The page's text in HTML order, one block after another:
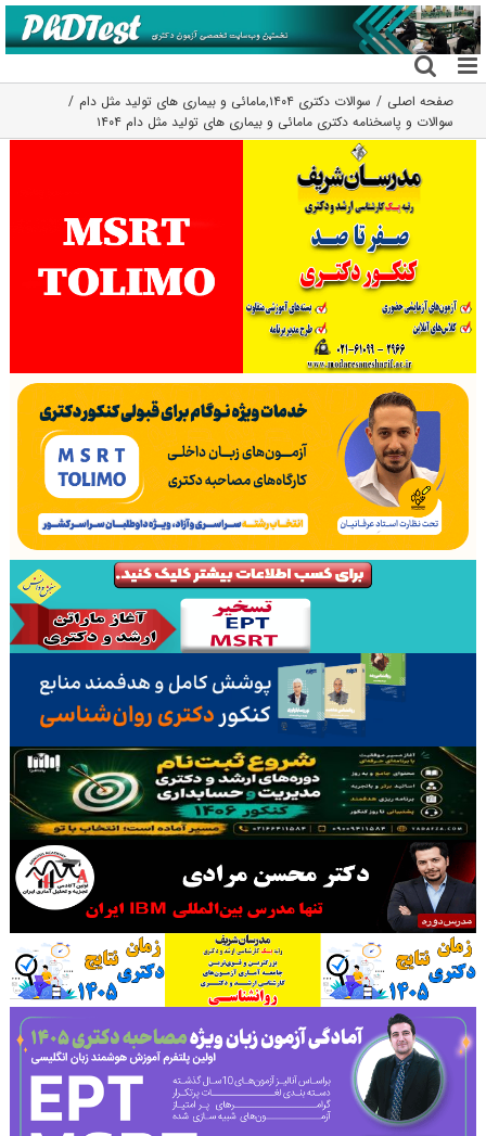
رفتن
به
محتوا
صفحه اصلی سوالات دکتری ۱۴۰۴ ,مامائی و بیماری های تولید مثل دام
سوالات و پاسخنامه دکتری مامائی و بیماری های تولید مثل دام ۱۴۰۴